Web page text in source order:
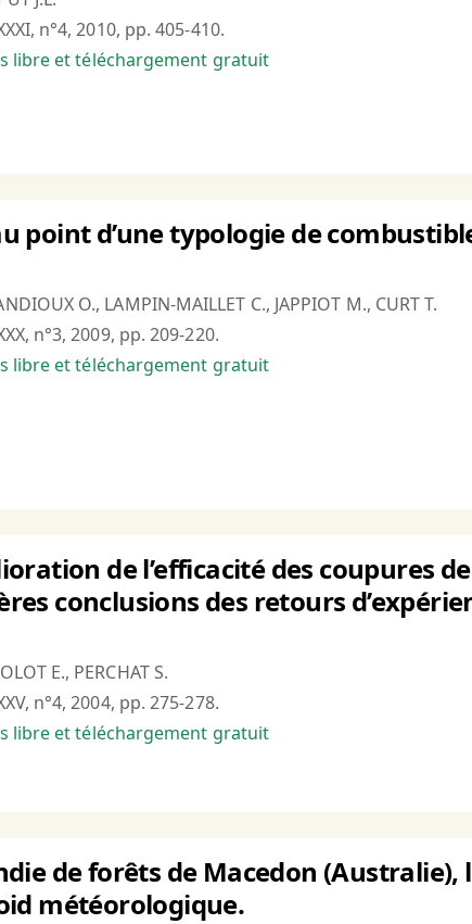
n°4, 2010, pp. 405-410.
libre et téléchargement gratuit
point d’une typologie de
O., LAMPIN-MAILLET C., JAPPIOT M., CURT T.
n°3, 2009, pp. 209-220.
libre et téléchargement gratuit
de l’efficacité des coupures
conclusions des retours
E., PERCHAT S.
n°4, 2004, pp. 275-278.
libre et téléchargement gratuit
de forêts de Macedon
météorologique.